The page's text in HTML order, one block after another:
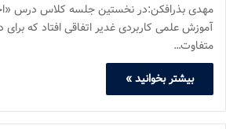
مهدی بذرافکن:در نخستین جلسه کلاس درس
آموزش علمی کاربردی غدیر اتفاقی افتاد که برای
متفاوت…
بیشتر بخوانید »